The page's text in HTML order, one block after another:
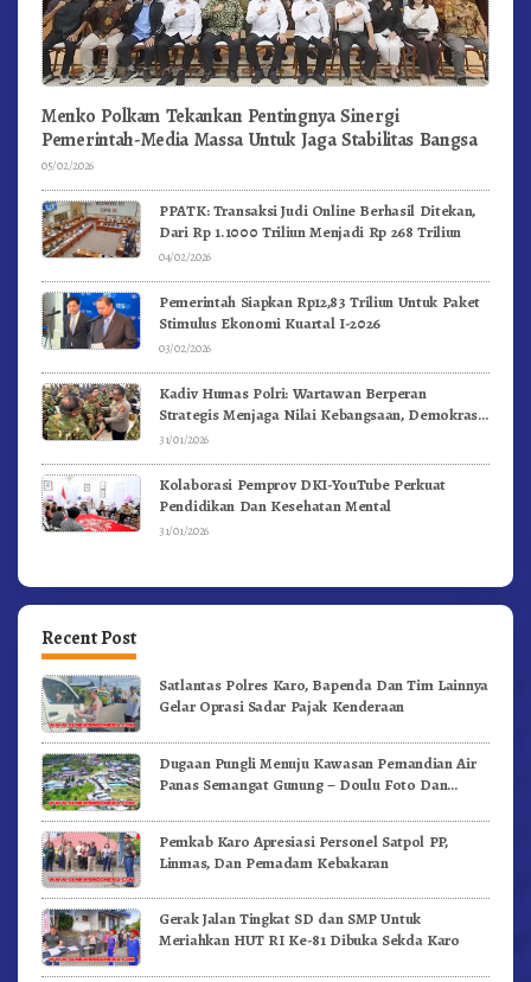
Menko Polkam Tekankan Pentingnya Sinergi
Pemerintah-Media Massa Untuk Jaga Stabilitas Bangsa
05/02/2026
PPATK: Transaksi Judi Online Berhasil Ditekan,
Dari Rp 1.1000 Triliun Menjadi Rp 268 Triliun
04/02/2026
Pemerintah Siapkan Rp12,83 Triliun Untuk Paket
Stimulus Ekonomi Kuartal I-2026
03/02/2026
Kadiv Humas Polri: Wartawan Berperan
Strategis Menjaga Nilai Kebangsaan, Demokrasi,
dan NKRI
31/01/2026
Kolaborasi Pemprov DKI-YouTube Perkuat
Pendidikan Dan Kesehatan Mental
31/01/2026
Recent Post
Satlantas Polres Karo, Bapenda Dan Tim Lainnya
Gelar Oprasi Sadar Pajak Kenderaan
Dugaan Pungli Menuju Kawasan Pemandian Air
Panas Semangat Gunung – Doulu Foto Dan
Pemkab Karo Apresiasi Personel Satpol PP,
Linmas, Dan Pemadam Kebakaran
Gerak Jalan Tingkat SD dan SMP Untuk
Meriahkan HUT RI Ke-81 Dibuka Sekda Karo